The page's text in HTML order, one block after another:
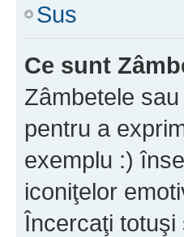
Sus
Ce sunt
Zâmbetele
pentru a
exemplu :)
iconiţelor
Încercaţi totuşi